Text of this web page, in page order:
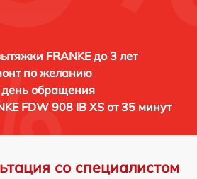
FRANKE до 3 лет
по желанию
день обращения
FDW 908 IB XS от 35 минут
со специалистом